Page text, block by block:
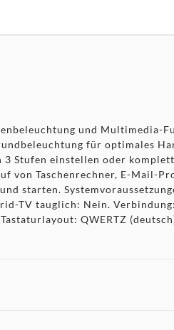
im Dunklen
und
für optimales
Stufen einstellen oder
von Taschenrechner, E-Mail-
starten.
TV tauglich: Nein.
QWERTZ